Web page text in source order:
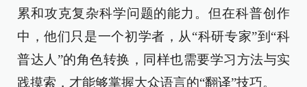
累和攻克复杂科学问题的能力。但在科普创作
中，他们只是一个初学者，从“科研专家”到“科
普达人”的角色转换，同样也需要学习方法与实
践摸索，才能够掌握大众语言的“翻译”技巧。